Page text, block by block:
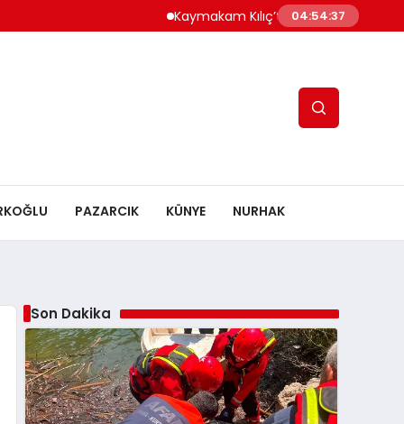
Kaymakam Kılıç’tan Kaymakam Bulut’a
04:54:38
PAZARCIK KÜNYE NURHAK
Son Dakika